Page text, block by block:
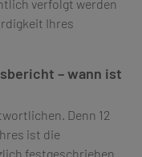
verfolgt werden
Ihres
– wann ist
Denn 12
ist die
festgeschrieben.